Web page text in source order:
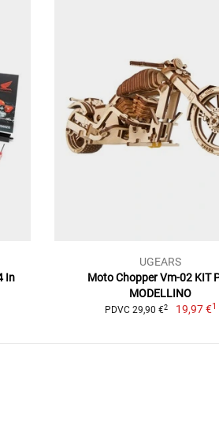
In
UGEARS
Moto Chopper Vm-02 KIT
MODELLINO
PDVC 29,90 €2 19,97 €1